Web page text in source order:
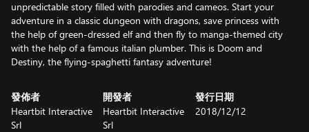
unpredictable story filled with parodies and cameos. Start your
adventure in a classic dungeon with dragons, save princess with
the help of green-dressed elf and then fly to manga-themed city
with the help of a famous italian plumber. This is Doom and
Destiny, the flying-spaghetti fantasy adventure!
發佈者
Heartbit Interactive
Srl
開發者
Heartbit Interactive
Srl
發行日期
2018/12/12